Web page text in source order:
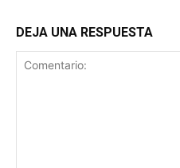
DEJA UNA RESPUESTA